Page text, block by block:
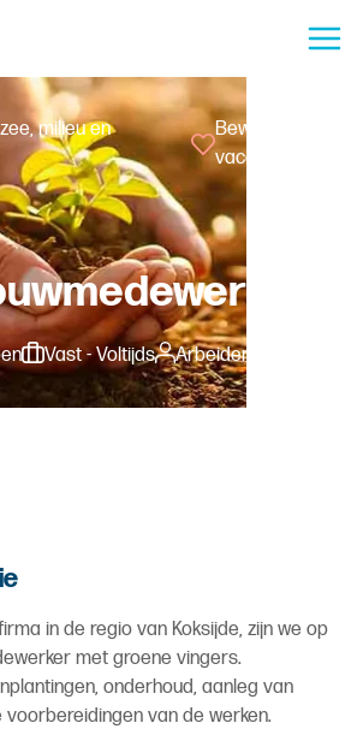
milieu en
Bewaar
vacature
Vast - Voltijds Arbeider
in de regio van Koksijde, zijn we op
met groene vingers.
onderhoud, aanleg van
van de werken.